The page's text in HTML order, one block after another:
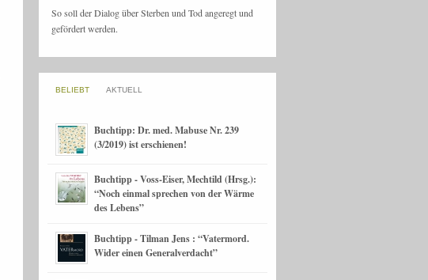
So soll der Dialog über Sterben und Tod angeregt und
gefördert werden.
BELIEBT AKTUELL
Buchtipp: Dr. med. Mabuse Nr. 239
(3/2019) ist erschienen!
Buchtipp - Voss-Eiser, Mechtild (Hrsg.):
“Noch einmal sprechen von der Wärme
des Lebens”
Buchtipp - Tilman Jens : “Vatermord.
Wider einen Generalverdacht”